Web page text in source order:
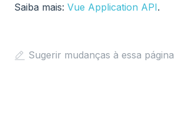
Saiba mais: Vue Application API.
Sugerir mudanças à essa página